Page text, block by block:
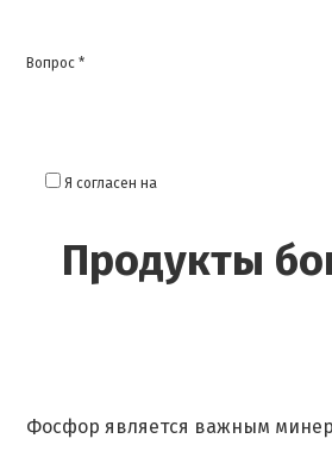
Вопрос *
Я согласен на
Продукты
Фосфор является важным